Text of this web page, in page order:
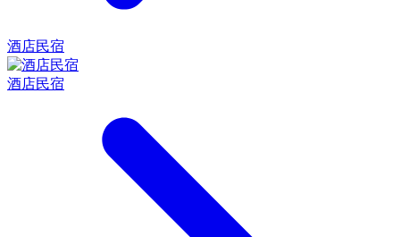
酒店民宿
酒店民宿